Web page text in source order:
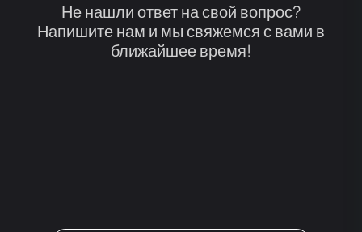
Не нашли ответ на свой вопрос?
Напишите нам и мы свяжемся с вами в
ближайшее время!